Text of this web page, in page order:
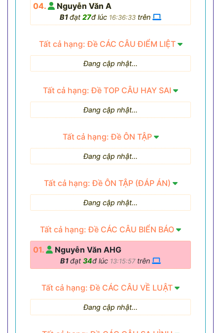
04. Nguyễn Văn A
B1đạt27đ lúc 16:36:33 trên
Tất cả hạng: Đề CÁC CÂU ĐIỂM LIỆT
Đang cập nhật...
Tất cả hạng: Đề TOP CÂU HAY SAI
Đang cập nhật...
Tất cả hạng: Đề ÔN TẬP
Đang cập nhật...
Tất cả hạng: Đề ÔN TẬP (ĐÁP ÁN)
Đang cập nhật...
Tất cả hạng: Đề CÁC CÂU BIỂN BÁO
01. Nguyễn Văn AHG
B1đạt 34đ lúc 13:15:57trên
Tất cả hạng: Đề CÁC CÂU VỀ LUẬT
Đang cập nhật...